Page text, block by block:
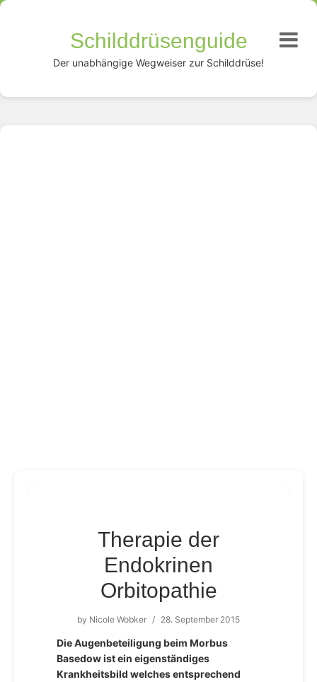
Schilddrüsenguide
Der unabhängige Wegweiser zur Schilddrüse!
Therapie der
Endokrinen
Orbitopathie
by Nicole Wobker / 28. September 2015
Die Augenbeteiligung beim Morbus
Basedow ist ein eigenständiges
Krankheitsbild welches entsprechend